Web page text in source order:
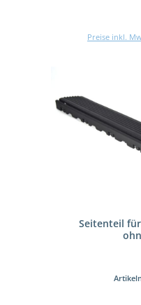
Preise inkl.
Seitenteil für